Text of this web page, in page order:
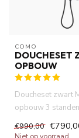
COMO
DOUCHESET
OPBOUW
Doucheset zwart
opbouw 3
douc...
€990,00
Niet op voorraad